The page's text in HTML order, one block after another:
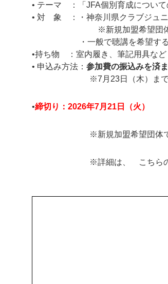
• テーマ ：「JFA個別育成について
• 対 象 ：・神奈川県クラブジュニ
※新規加盟希望団体は、加盟
・⼀般で聴講を希望する
•持ち物 ：室内履き、筆記用具など
• 申込み方法： 参加費の振込みを済
※7月23日（木）までに登録
•締切り：2026年7月21日（火）
※新規加盟希望団体で追加参
※詳細は、 こちら